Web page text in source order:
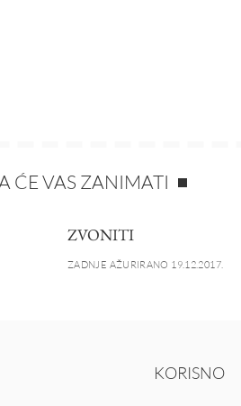
ĆE VAS ZANIMATI
ZVONITI
ZADNJE AŽURIRANO 19.12.2017.
KORISNO